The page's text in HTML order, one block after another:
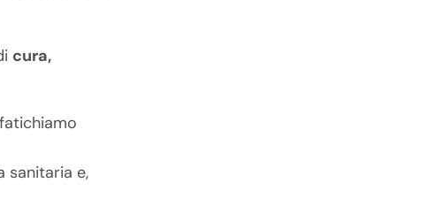
cura,
sanitaria e,